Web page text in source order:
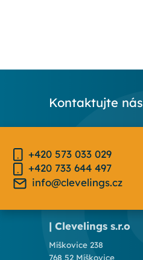
Kontaktujte nás
+420 573 033 029
+420 733 644 497
info@clevelings.cz
| Clevelings s.r.o
Míškovice 238
768 52 Míškovice